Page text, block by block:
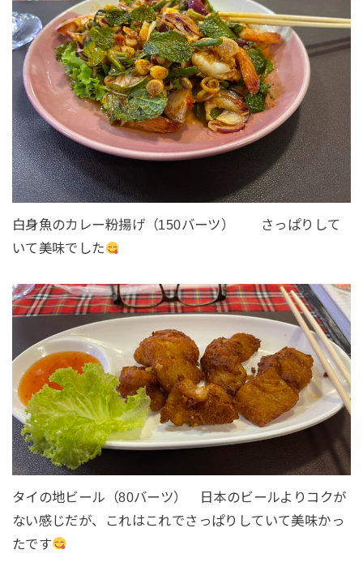
白身魚のカレー粉揚げ（150バーツ） さっぱりして
いて美味でした
タイの地ビール（80バーツ） 日本のビールよりコクが
ない感じだが、これはこれでさっぱりしていて美味かっ
たです